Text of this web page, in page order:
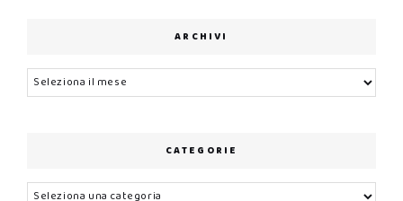
ARCHIVI
Archivi
CATEGORIE
Categorie